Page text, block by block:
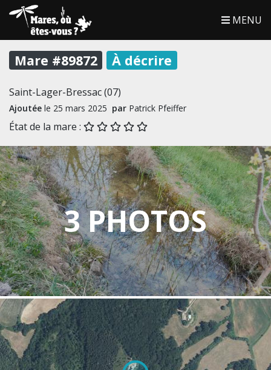
MENU
Mare #89872 À décrire
Saint-Lager-Bressac (07)
Ajoutée le 25 mars 2025 par Patrick Pfeiffer
État de la mare :
3 PHOTOS